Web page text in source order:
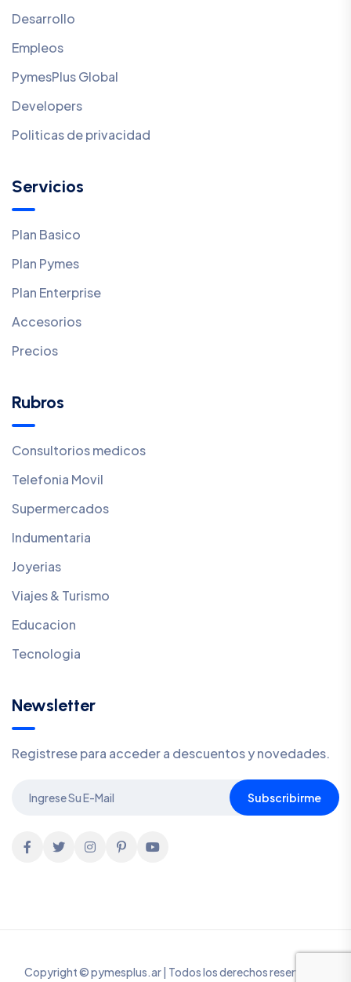
Desarrollo
Empleos
PymesPlus Global
Developers
Politicas de privacidad
Servicios
Plan Basico
Plan Pymes
Plan Enterprise
Accesorios
Precios
Rubros
Consultorios medicos
Telefonia Movil
Supermercados
Indumentaria
Joyerias
Viajes & Turismo
Educacion
Tecnologia
Newsletter
Registrese para acceder a descuentos y novedades.
Subscribirme
Copyright © pymesplus.ar | Todos los derechos reservados